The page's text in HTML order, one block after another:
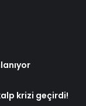
krizi geçirdi!